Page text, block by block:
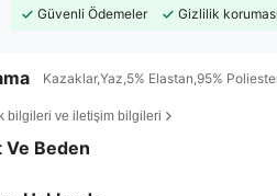
Güvenli Ödemeler
Gizlilik koruması
Kazaklar,Yaz,5% Elastan,95%
bilgileri ve iletişim bilgileri
Ve Beden